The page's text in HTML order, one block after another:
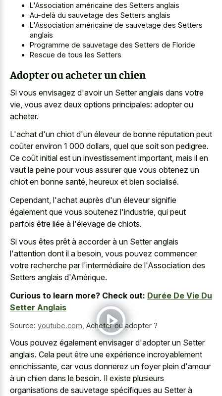
L'Association américaine des Setters anglais
Au-delà du sauvetage des Setters anglais
L'Association américaine de sauvetage des Setters
anglais
Programme de sauvetage des Setters de Floride
Rescue de tous les Setters
Adopter ou acheter un chien
Si vous envisagez d'avoir un Setter anglais dans votre
vie, vous avez deux options principales: adopter ou
acheter.
L'achat d'un chiot d'un éleveur de bonne réputation peut
coûter environ 1 000 dollars, quel que soit son pedigree.
Ce coût initial est un investissement important, mais il en
vaut la peine pour vous assurer que vous obtenez un
chiot en bonne santé, heureux et bien socialisé.
Cependant, l'achat auprès d'un éleveur signifie
également que vous soutenez l'industrie, qui peut
parfois être liée à l'élevage de chiots.
Si vous êtes prêt à accorder à un Setter anglais
l'attention dont il a besoin, vous pouvez commencer
votre recherche par l'intermédiaire de l'Association des
Setters anglais d'Amérique.
Curious to learn more? Check out: Durée De Vie Du
Setter Anglais
Source: youtube.com Acheter ou adopter ?
Vous pouvez également envisager d'adopter un Setter
anglais. Cela peut être une expérience incroyablement
enrichissante, car vous donnerez un foyer plein d'amour
à un chien dans le besoin. Il existe plusieurs
organisations de sauvetage spécifiques au Setter à